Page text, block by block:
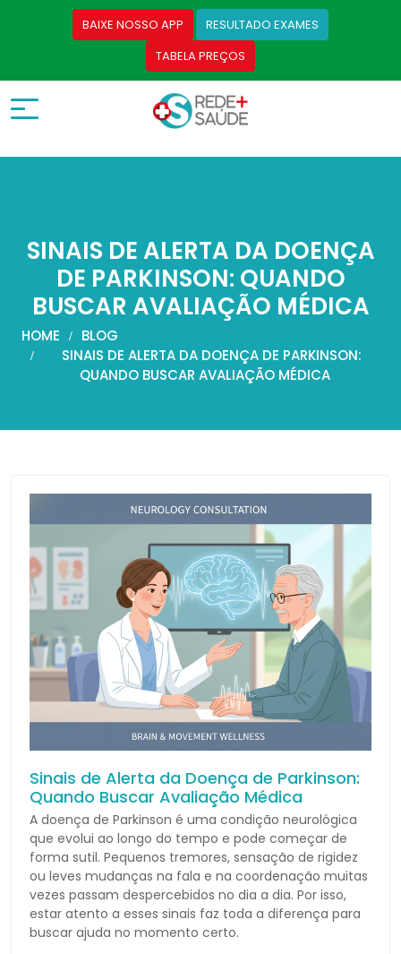
BAIXE NOSSO APP
RESULTADO EXAMES
TABELA PREÇOS
SINAIS DE ALERTA DA DOENÇA
DE PARKINSON: QUANDO
BUSCAR AVALIAÇÃO MÉDICA
HOME
BLOG
SINAIS DE ALERTA DA DOENÇA DE PARKINSON:
QUANDO BUSCAR AVALIAÇÃO MÉDICA
Sinais de Alerta da Doença de Parkinson:
Quando Buscar Avaliação Médica
A doença de Parkinson é uma condição neurológica
que evolui ao longo do tempo e pode começar de
forma sutil. Pequenos tremores, sensação de rigidez
ou leves mudanças na fala e na coordenação muitas
vezes passam despercebidos no dia a dia. Por isso,
estar atento a esses sinais faz toda a diferença para
buscar ajuda no momento certo.